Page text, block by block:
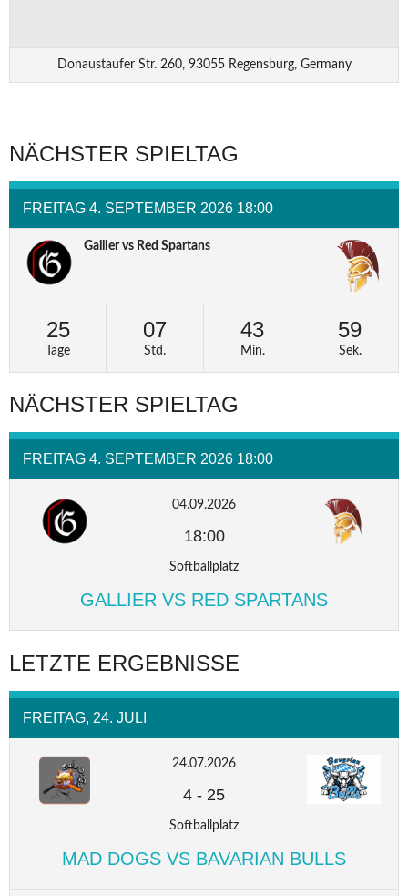
Donaustaufer Str. 260, 93055 Regensburg, Germany
NÄCHSTER SPIELTAG
FREITAG 4. SEPTEMBER 2026 18:00
Gallier vs Red Spartans
25
Tage
07
Std.
43
Min.
59
Sek.
NÄCHSTER SPIELTAG
FREITAG 4. SEPTEMBER 2026 18:00
04.09.2026
18:00
Softballplatz
GALLIER VS RED SPARTANS
LETZTE ERGEBNISSE
FREITAG, 24. JULI
24.07.2026
4 - 25
Softballplatz
MAD DOGS VS BAVARIAN BULLS